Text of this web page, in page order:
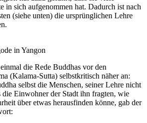
in sich aufgenommen hat. Dadurch ist nach
(siehe unten) die ursprünglichen Lehre
in Yangon
die Rede Buddhas vor den
(Kalama-Sutta) selbstkritisch näher an:
selbst die Menschen, seiner Lehre nicht
Einwohner der Stadt ihn fragten, wie
über etwas herausfinden könne, gab der